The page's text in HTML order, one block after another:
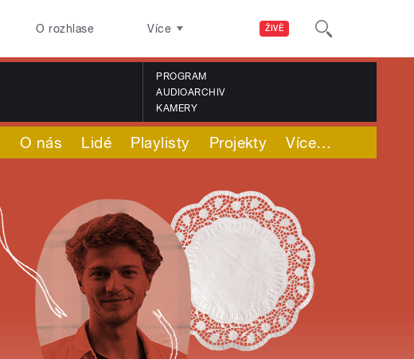
ŽIVĚ
O rozhlase Více
PROGRAM
AUDIOARCHIV
KAMERY
O nás Lidé Playlisty Projekty Více…